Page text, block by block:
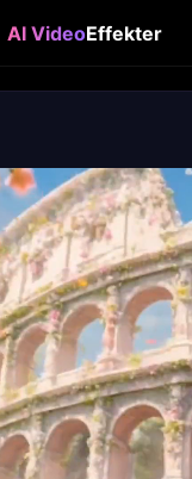
AI VideoEffekter